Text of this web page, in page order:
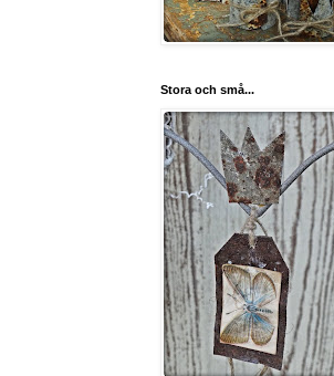
Stora och små...